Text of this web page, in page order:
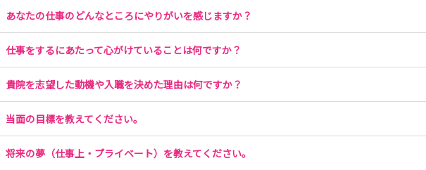
あなたの仕事のどんなところにやりがいを感じますか？
仕事をするにあたって心がけていることは何ですか？
貴院を志望した動機や入職を決めた理由は何ですか？
当面の目標を教えてください。
将来の夢（仕事上・プライベート）を教えてください。